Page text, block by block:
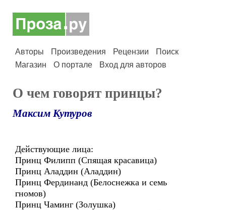
Авторы Произведения Рецензии
Поиск
Магазин
О портале Вход для авторов
О чем говорят принцы?
Максим Кутуров
Действующие лица:
Принц Филипп (Спящая красавица)
Принц Аладдин (Аладдин)
Принц Фердинанд (Белоснежка и семь
гномов)
Принц Чаминг (Золушка)